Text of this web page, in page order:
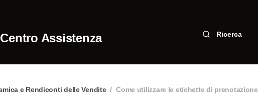
Centro Assistenza Ricerca
e Rendiconti delle Vendite / Come utilizzare le etichette di prenotazione